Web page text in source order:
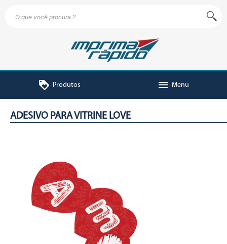
loyalty Produtos menu Menu
ADESIVO PARA VITRINE LOVE